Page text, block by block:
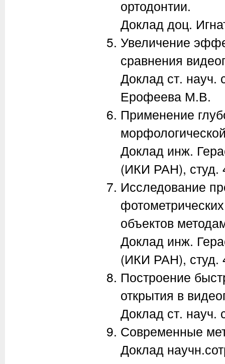
ортодонтии.
Доклад доц.
Увеличение
сравнения
Доклад ст. науч.
Ерофеева М.В.
Применение
Доклад инж.
(ИКИ РАН), студ.
Исследование
объектов
Доклад инж.
(ИКИ РАН), студ.
Построение
открытия в
Доклад ст. науч.
Современные
Доклад